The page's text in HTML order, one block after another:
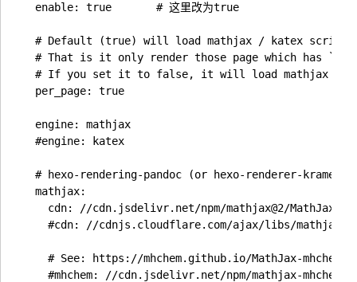
  enable: true		 # 这里改为true
# Default (true) will load mathjax / katex script
# That is it only render those page which has
# If you set it to false, it will load mathjax /
  per_page: true
  engine: mathjax
  #engine: katex
# hexo-rendering-pandoc (or hexo-renderer-kramed)
  mathjax:
cdn: //cdn.jsdelivr.net/npm/mathjax@2/
#cdn: //cdnjs.cloudflare.com/ajax/libs/mathjax/
    # See: https://mhchem.github.io/MathJax-mhchem/
    #mhchem: //cdn.jsdelivr.net/npm/mathjax-mhchem@3